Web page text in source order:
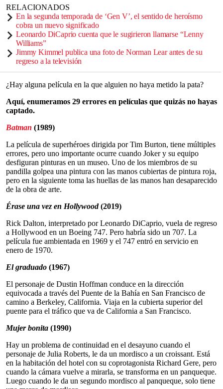
RELACIONADOS
En la segunda temporada de ‘Gen V’, el sentido de heroísmo
cobra un nuevo significado
Leonardo DiCaprio cuenta que le sugirieron llamarse “Lenny
Williams”
Jimmy Kimmel publica una foto de Norman Lear antes de su
regreso a la televisión
¿Hay alguna película en la que alguien no haya metido la pata?
Aquí, enumeramos 29 errores en películas que quizás no hayas
captado.
Batman (1989)
La película de superhéroes dirigida por Tim Burton, tiene múltiples
errores, pero uno importante ocurre cuando Joker y su equipo
desfiguran pinturas en un museo. Uno de los miembros de su
pandilla golpea una pintura con las manos cubiertas de pintura roja,
pero en la siguiente toma las huellas de las manos han desaparecido
de la obra de arte.
Érase una vez en Hollywood(2019)
Rick Dalton, interpretado por Leonardo DiCaprio, vuela de regreso
a Hollywood en un Boeing 747. Pero habría sido un 707. La
película fue ambientada en 1969 y el 747 entró en servicio en
enero de 1970.
El graduado (1967)
El personaje de Dustin Hoffman conduce en la dirección
equivocada a través del Puente de la Bahía en San Francisco de
camino a Berkeley, California. Viaja en la cubierta superior del
puente para el tráfico que va de California a San Francisco.
Mujer bonita (1990)
Hay un problema de continuidad en el desayuno cuando el
personaje de Julia Roberts, le da un mordisco a un croissant. Está
en la habitación del hotel con su coprotagonista Richard Gere, pero
cuando la cámara vuelve a mirarla, se transforma en un panqueque.
Luego cuando le da un segundo mordisco al panqueque, solo tiene